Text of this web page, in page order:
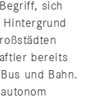
sich
bereits
und Bahn.